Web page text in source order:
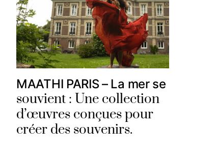
MAATHI PARIS – La mer se
souvient : Une collection
d’œuvres conçues pour
créer des souvenirs.